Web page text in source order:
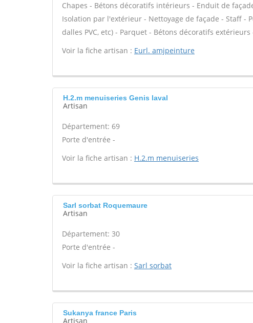
Chapes - Bétons décoratifs intérieurs - Enduit de
Isolation par l'extérieur - Nettoyage de façade - Staff -
dalles PVC, etc) - Parquet - Bétons décoratifs
Voir la fiche artisan : Eurl. amjpeinture
H.2.m menuiseries Genis laval
Artisan
Département: 69
Porte d'entrée -
Voir la fiche artisan : H.2.m menuiseries
Sarl sorbat Roquemaure
Artisan
Département: 30
Porte d'entrée -
Voir la fiche artisan : Sarl sorbat
Sukanya france Paris
Artisan